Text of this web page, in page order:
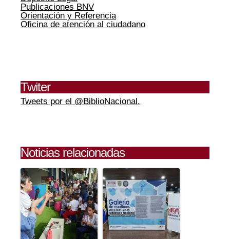
Publicaciones BNV
Orientación y Referencia
Oficina de atención al ciudadano
Twiter
Tweets por el @BiblioNacional.
Noticias relacionadas